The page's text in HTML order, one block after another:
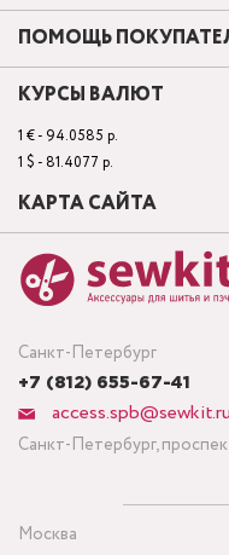
Санкт-Петербург
+7 (812) 655-67-41
access.spb@sewkit.ru
Санкт-Петербург,
Москва
ПОМОЩЬ
КУРСЫ ВАЛЮТ
1 € - 94.0585 р.
1 $ - 81.4077 р.
КАРТА САЙТА